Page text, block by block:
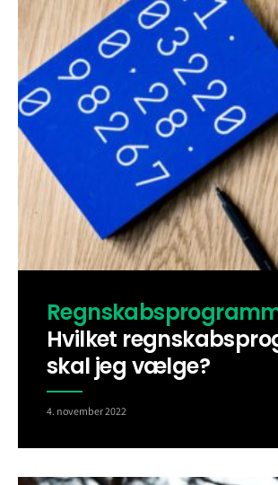
Hvilket
skal jeg vælge?
4. november 2022